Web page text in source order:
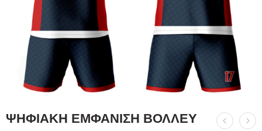
ΨΗΦΙΑΚΗ ΕΜΦΑΝΙΣΗ ΒΟΛΛΕΥ